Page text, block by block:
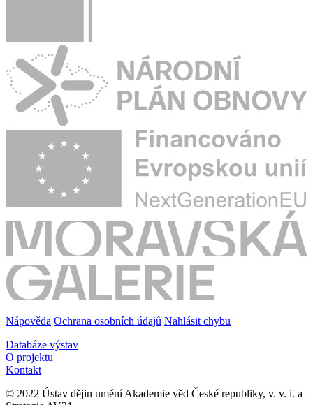
Nápověda Ochrana osobních údajů Nahlásit chybu
Databáze výstav
O projektu
Kontakt
© 2022 Ústav dějin umění Akademie věd České republiky, v. v. i. a